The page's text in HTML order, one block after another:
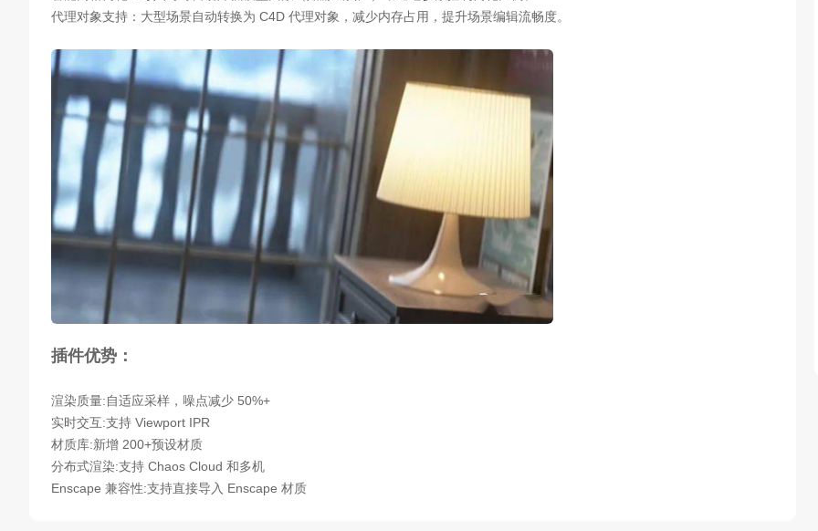
代理对象支持：大型场景自动转换为 C4D 代理对象，减少内存占用，提升场景编辑流畅度。
插件优势：
渲染质量:自适应采样，噪点减少 50%+
实时交互:支持 Viewport IPR
材质库:新增 200+预设材质
分布式渲染:支持 Chaos Cloud 和多机
Enscape 兼容性:支持直接导入 Enscape 材质